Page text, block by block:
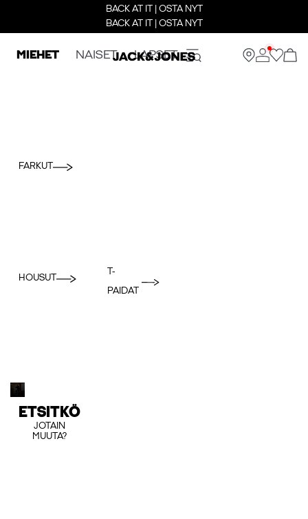
BACK AT IT | OSTA NYT
BACK AT IT | OSTA NYT
MIEHET NAISET LAPSET
FARKUT
HOUSUT
T-
PAIDAT
ETSITKÖ
JOTAIN
MUUTA?